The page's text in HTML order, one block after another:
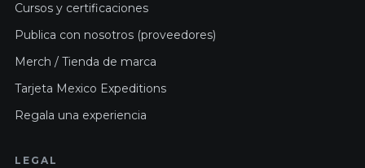
Cursos y certificaciones
Publica con nosotros (proveedores)
Merch / Tienda de marca
Tarjeta Mexico Expeditions
Regala una experiencia
LEGAL